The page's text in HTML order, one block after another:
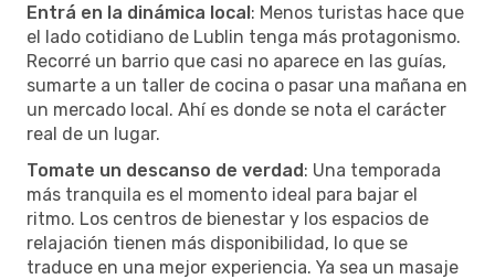
Entrá en la dinámica local: Menos turistas hace que
el lado cotidiano de Lublin tenga más protagonismo.
Recorré un barrio que casi no aparece en las guías,
sumarte a un taller de cocina o pasar una mañana en
un mercado local. Ahí es donde se nota el carácter
real de un lugar.
Tomate un descanso de verdad: Una temporada
más tranquila es el momento ideal para bajar el
ritmo. Los centros de bienestar y los espacios de
relajación tienen más disponibilidad, lo que se
traduce en una mejor experiencia. Ya sea un masaje